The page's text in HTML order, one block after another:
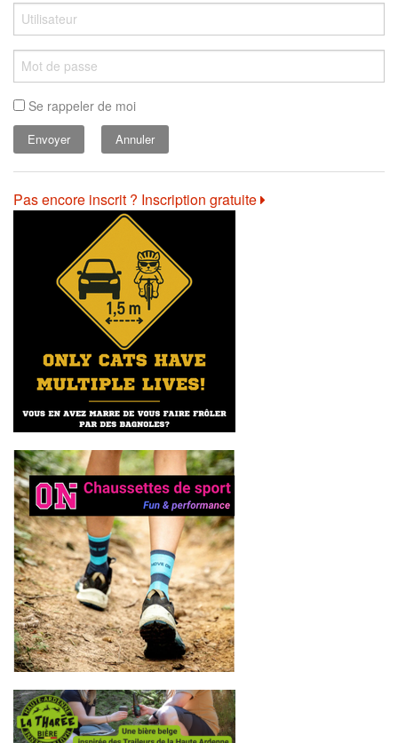
Se rappeler de moi
Annuler
Pas encore inscrit ? Inscription gratuite